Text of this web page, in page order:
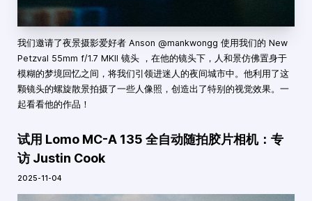
我们邀请了夜景摄影爱好者 Anson @mankwongg 使用我们的 New
Petzval 55mm f/1.7 MKII 镜头 ，在他的镜头下，人和景仿佛置身于
模糊的梦境回忆之间，将我们引领进迷人的夜间城市中。他利用了这
颗镜头的螺旋散景拍摄了一些人像照，创造出了特别的视觉效果。一
起看看他的作品！
试用 Lomo MC-A 135 全自动随拍胶片相机：专
访 Justin Cook
2025-11-04